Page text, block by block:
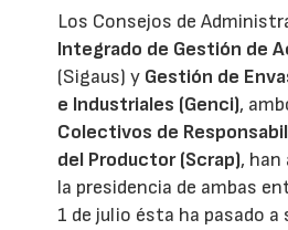
Los Consejos de
Integrado de Gestión de
(Sigaus) y Gestión de
e Industriales (Genci),
Colectivos de
del Productor (Scrap), han
la presidencia de ambas
1 de julio ésta ha pasado a